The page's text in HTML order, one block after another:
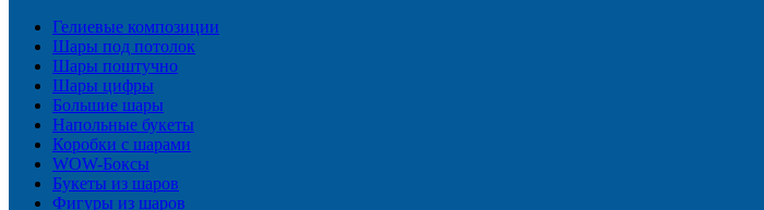
Гелиевые композиции
Шары под потолок
Шары поштучно
Шары цифры
Большие шары
Напольные букеты
Коробки с шарами
WOW-Боксы
Букеты из шаров
Фигуры из шаров